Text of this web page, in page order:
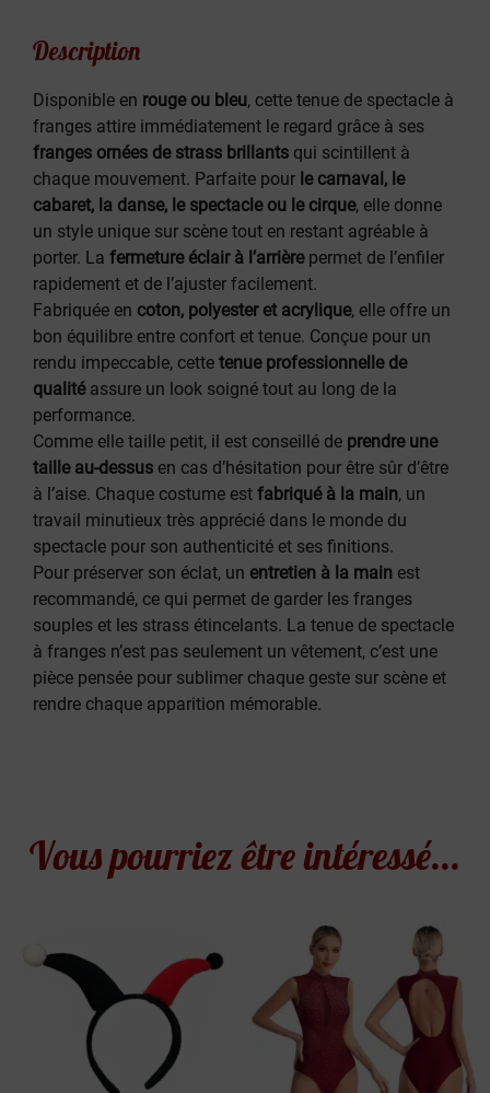
Description
Disponible en rouge ou bleu, cette tenue de spectacle à
franges attire immédiatement le regard grâce à ses
franges ornées de strass brillants qui scintillent à
chaque mouvement. Parfaite pour le carnaval, le
cabaret, la danse, le spectacle ou le cirque, elle donne
un style unique sur scène tout en restant agréable à
porter. La fermeture éclair à l’arrièrepermet de l’enfiler
rapidement et de l’ajuster facilement.
Fabriquée en coton, polyester et acrylique, elle offre un
bon équilibre entre confort et tenue. Conçue pour un
rendu impeccable, cette tenue professionnelle de
qualitéassure un look soigné tout au long de la
performance.
Comme elle taille petit, il est conseillé de prendre une
taille au-dessus en cas d’hésitation pour être sûr d’être
à l’aise. Chaque costume est fabriqué à la main, un
travail minutieux très apprécié dans le monde du
spectacle pour son authenticité et ses finitions.
Pour préserver son éclat, un entretien à la main est
recommandé, ce qui permet de garder les franges
souples et les strass étincelants. La tenue de spectacle
à franges n’est pas seulement un vêtement, c’est une
pièce pensée pour sublimer chaque geste sur scène et
rendre chaque apparition mémorable.
Vous pourriez être intéressé...